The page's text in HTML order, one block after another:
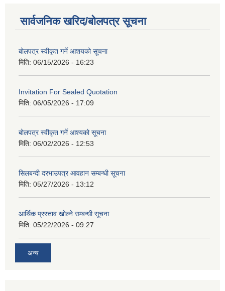
सार्वजनिक खरिद/बोलपत्र सूचना
बोलपत्र स्वीकृत गर्ने आशयको सूचना
मिति: 06/15/2026 - 16:23
Invitation For Sealed Quotation
मिति: 06/05/2026 - 17:09
बोलपत्र स्वीकृत गर्ने आश्यको सूचना
मिति: 06/02/2026 - 12:53
सिलबन्दी दरभाउपत्र आवहान सम्बन्धी सूचना
मिति: 05/27/2026 - 13:12
आर्थिक प्रस्ताव खोल्ने सम्बन्धी सूचना
मिति: 05/22/2026 - 09:27
अन्य